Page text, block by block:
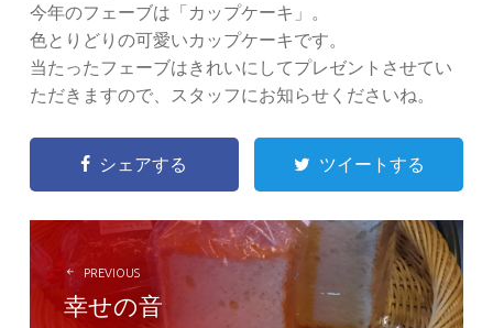
今年のフェーブは「カップケーキ」。
色とりどりの可愛いカップケーキです。
当たったフェーブはきれいにしてプレゼントさせてい
ただきますので、スタッフにお知らせくださいね。
シェアする ツイートする
POST
NAVIGATION
PREVIOUS
幸せの音